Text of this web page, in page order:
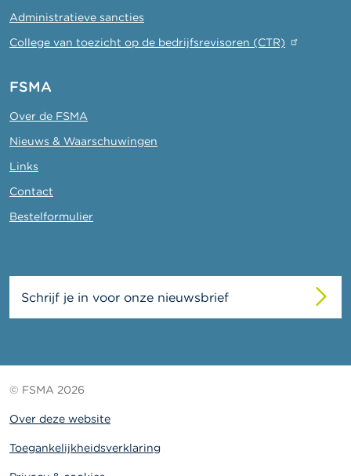
Administratieve sancties
College van toezicht op de bedrijfsrevisoren (CTR)
FSMA
Over de FSMA
Nieuws & Waarschuwingen
Links
Contact
Bestelformulier
Schrijf je in voor onze nieuwsbrief
© FSMA 2026
Over deze website
Toegankelijkheidsverklaring